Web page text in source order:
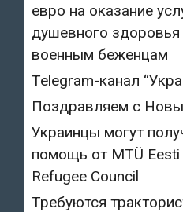
евро на оказание
душевного здоровья
военным беженцам
Telegram-канал
Поздравляем с
Украинцы могут
помощь от MTÜ
Refugee Council
Требуются